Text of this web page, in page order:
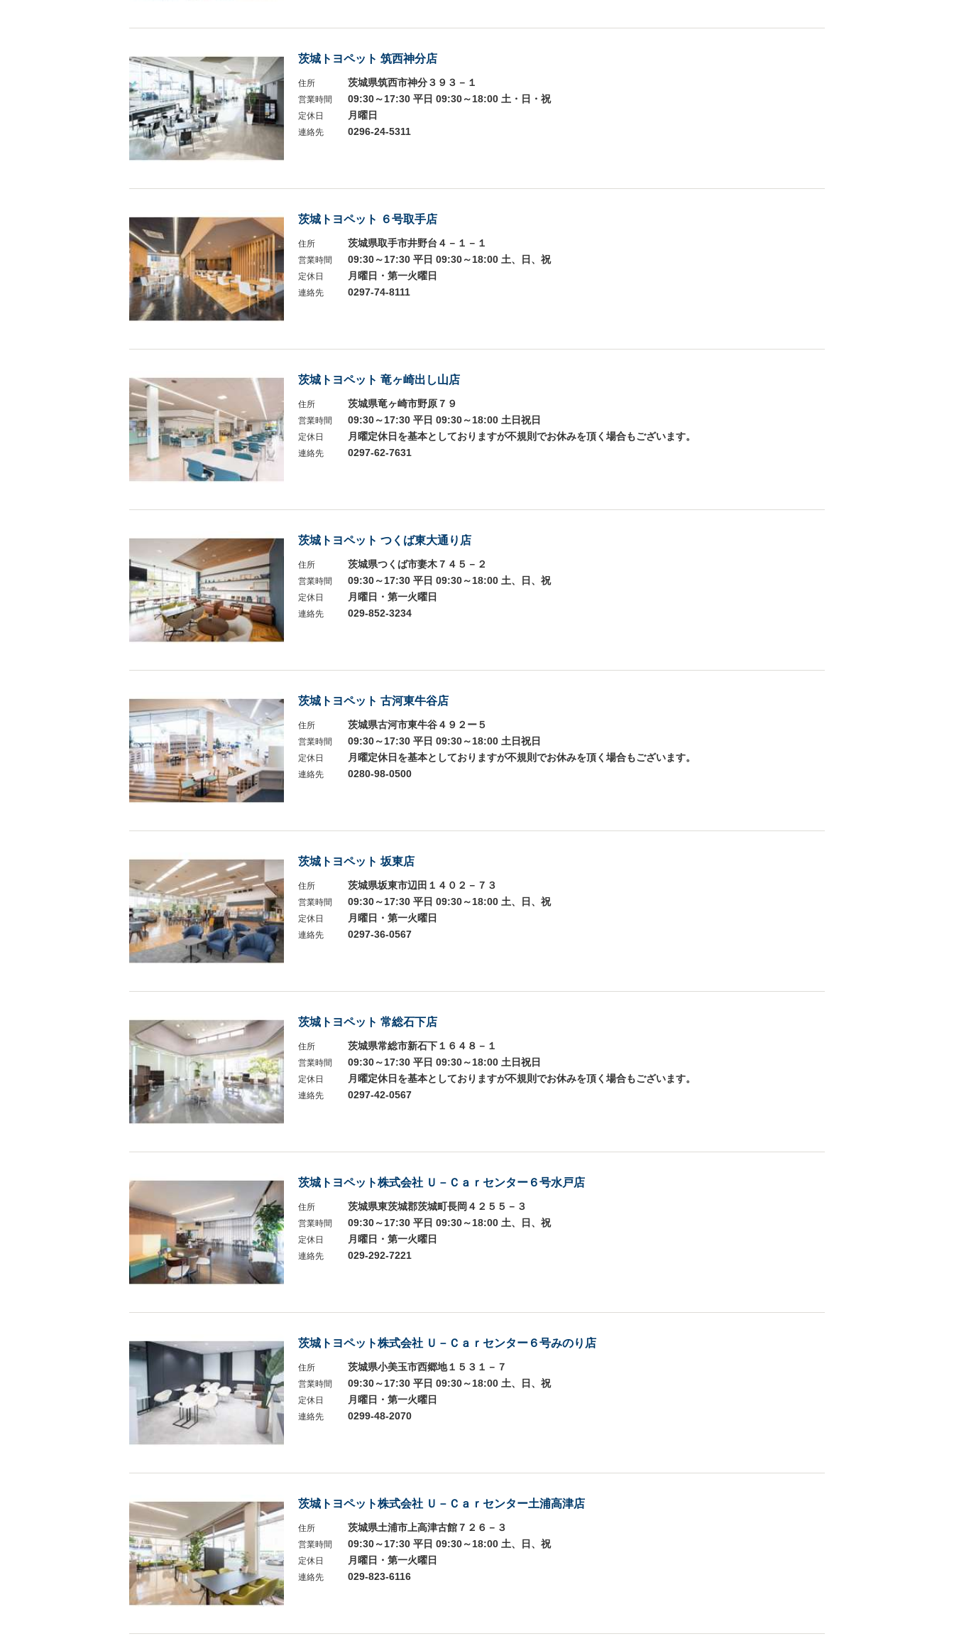
茨城トヨペット 筑西神分店
住所 茨城県筑西市神分３９３－１
営業時間 09:30～17:30 平日 09:30～18:00 土・日・祝
定休日 月曜日
連絡先 0296-24-5311
茨城トヨペット ６号取手店
住所 茨城県取手市井野台４－１－１
営業時間 09:30～17:30 平日 09:30～18:00 土、日、祝
定休日 月曜日・第一火曜日
連絡先 0297-74-8111
茨城トヨペット 竜ヶ崎出し山店
住所 茨城県竜ヶ崎市野原７９
営業時間 09:30～17:30 平日 09:30～18:00 土日祝日
定休日 月曜定休日を基本としておりますが不規則でお休みを頂く場合もございます。
連絡先 0297-62-7631
茨城トヨペット つくば東大通り店
住所 茨城県つくば市妻木７４５－２
営業時間 09:30～17:30 平日 09:30～18:00 土、日、祝
定休日 月曜日・第一火曜日
連絡先 029-852-3234
茨城トヨペット 古河東牛谷店
住所 茨城県古河市東牛谷４９２ー５
営業時間 09:30～17:30 平日 09:30～18:00 土日祝日
定休日 月曜定休日を基本としておりますが不規則でお休みを頂く場合もございます。
連絡先 0280-98-0500
茨城トヨペット 坂東店
住所 茨城県坂東市辺田１４０２－７３
営業時間 09:30～17:30 平日 09:30～18:00 土、日、祝
定休日 月曜日・第一火曜日
連絡先 0297-36-0567
茨城トヨペット 常総石下店
住所 茨城県常総市新石下１６４８－１
営業時間 09:30～17:30 平日 09:30～18:00 土日祝日
定休日 月曜定休日を基本としておりますが不規則でお休みを頂く場合もございます。
連絡先 0297-42-0567
茨城トヨペット株式会社 Ｕ－Ｃａｒセンター６号水戸店
住所 茨城県東茨城郡茨城町長岡４２５５－３
営業時間 09:30～17:30 平日 09:30～18:00 土、日、祝
定休日 月曜日・第一火曜日
連絡先 029-292-7221
茨城トヨペット株式会社 Ｕ－Ｃａｒセンター６号みのり店
住所 茨城県小美玉市西郷地１５３１－７
営業時間 09:30～17:30 平日 09:30～18:00 土、日、祝
定休日 月曜日・第一火曜日
連絡先 0299-48-2070
茨城トヨペット株式会社 Ｕ－Ｃａｒセンター土浦高津店
住所 茨城県土浦市上高津古館７２６－３
営業時間 09:30～17:30 平日 09:30～18:00 土、日、祝
定休日 月曜日・第一火曜日
連絡先 029-823-6116